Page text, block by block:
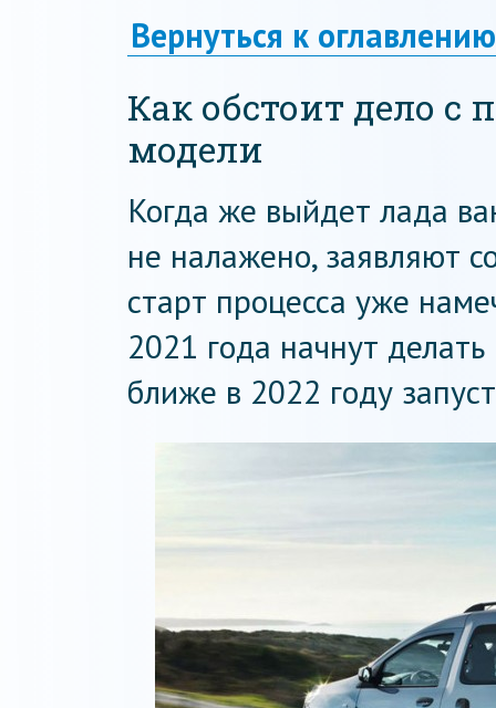
Вернуться к оглавлению
Как обстоит дело с
модели
Когда же выйдет лада
не налажено, заявляют
старт процесса уже
2021 года начнут
ближе в 2022 году